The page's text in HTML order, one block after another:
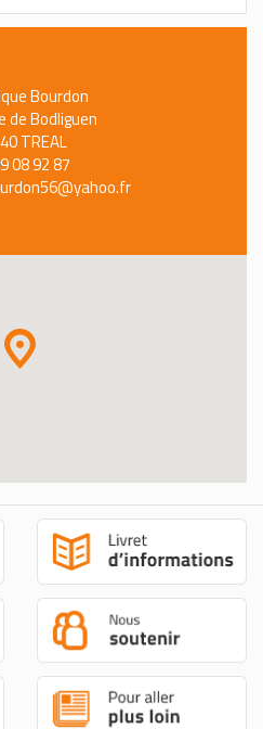
Bourdon
de Bodliguen
TREAL
08 92 87